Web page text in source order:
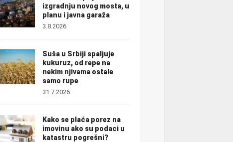
izgradnju novog mosta, u
planu i javna garaža
3.8.2026
Suša u Srbiji spaljuje
kukuruz, od repe na
nekim njivama ostale
samo rupe
31.7.2026
Kako se plaća porez na
imovinu ako su podaci u
katastru pogrešni?